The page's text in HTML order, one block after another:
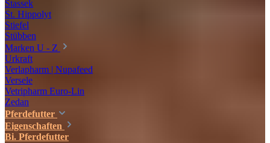
Stassek
St. Hippolyt
Stiefel
Stübben
Marken U - Z
Urkraft
Verlapharm | Nupafeed
Versele
Vetripharm Euro-Lin
Zedan
Pferdefutter
Eigenschaften
Bi. Pferdefutter